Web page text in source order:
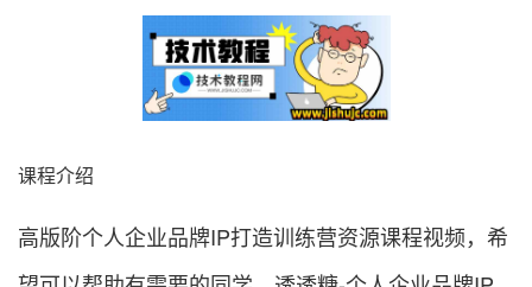
课程介绍
高版阶个人企业品牌IP打造训练营资源课程视频，希